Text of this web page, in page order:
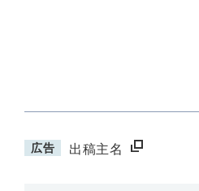
広告 出稿主名